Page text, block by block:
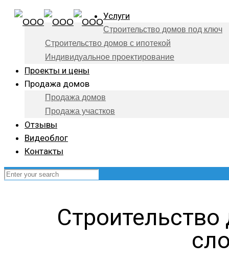
Услуги
Строительство домов под ключ
Строительство домов с ипотекой
Индивидуальное проектирование
Проекты и цены
Продажа домов
Продажа домов
Продажа участков
Отзывы
Видеоблог
Контакты